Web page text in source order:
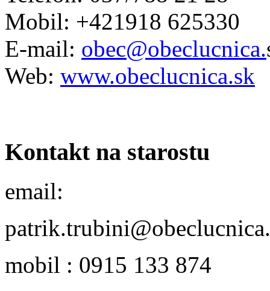
Mobil: +421918 625330
E-mail: obec@obeclucnica.
Web: www.obeclucnica.sk
Kontakt na starostu
email:
mobil : 0915 133 874